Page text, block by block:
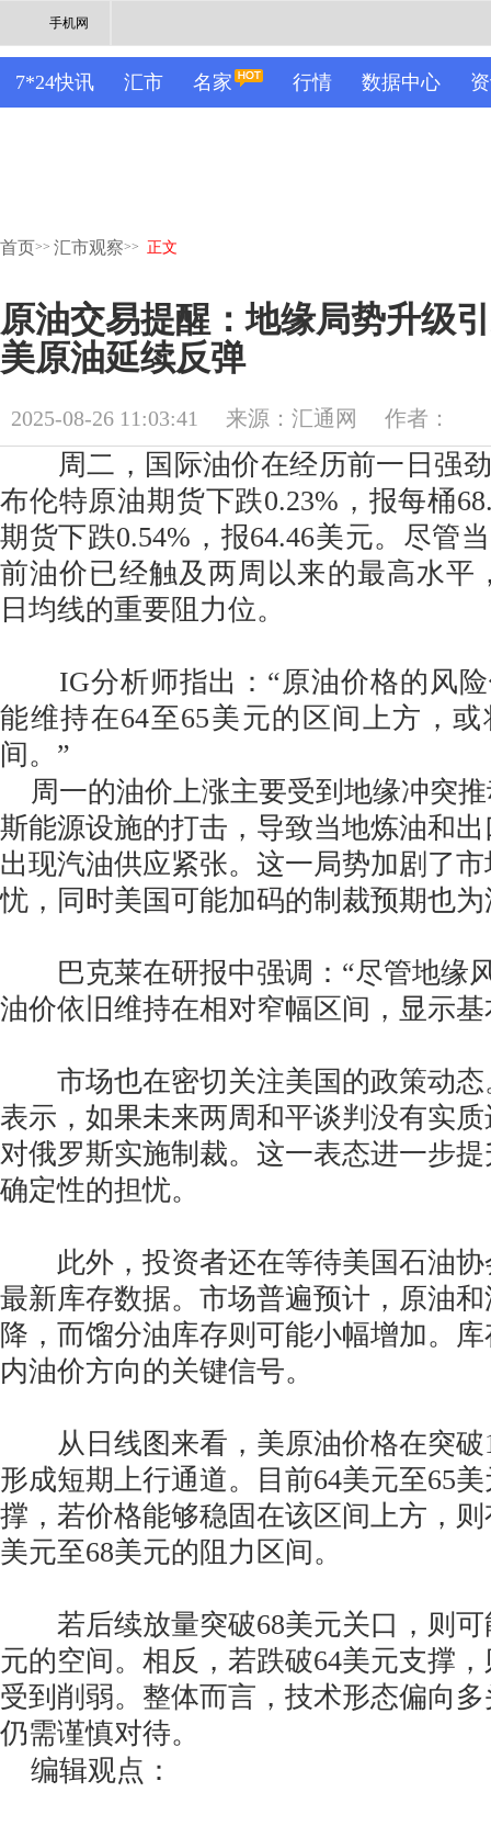
手机网
7*24快讯 汇市 名家 行情 数据中心
首页>> 汇市观察>> 正文
原油交易提醒：地缘局势升级
美原油延续反弹
2025-08-26 11:03:41 来源：汇通网 作者：
周二，国际油价在经历前一日强劲
布伦特原油期货下跌0.23%，报每桶
期货下跌0.54%，报64.46美元。尽管
前油价已经触及两周以来的最高水平
日均线的重要阻力位。
IG分析师指出：“原油价格的风险
能维持在64至65美元的区间上方，
间。”
周一的油价上涨主要受到地缘冲突
斯能源设施的打击，导致当地炼油和
出现汽油供应紧张。这一局势加剧了
忧，同时美国可能加码的制裁预期也
巴克莱在研报中强调：“尽管地缘
油价依旧维持在相对窄幅区间，显示
市场也在密切关注美国的政策动态
表示，如果未来两周和平谈判没有实
对俄罗斯实施制裁。这一表态进一步
确定性的担忧。
此外，投资者还在等待美国石油协
最新库存数据。市场普遍预计，原油
降，而馏分油库存则可能小幅增加。
内油价方向的关键信号。
从日线图来看，美原油价格在突破
形成短期上行通道。目前64美元至65
撑，若价格能够稳固在该区间上方，
美元至68美元的阻力区间。
若后续放量突破68美元关口，则可
元的空间。相反，若跌破64美元支撑
受到削弱。整体而言，技术形态偏向
仍需谨慎对待。
编辑观点：